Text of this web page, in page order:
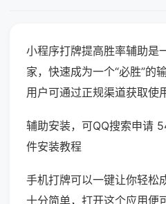
小程序打牌提高胜率辅助是
家，快速成为一个“必胜”的
用户可通过正规渠道获取使
辅助安装，可QQ搜索申请
件安装教程
手机打牌可以一键让你轻松
十分简单，打开这个应用便